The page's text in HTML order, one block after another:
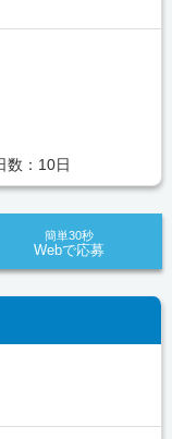
数：10日
簡単30秒
Webで応募